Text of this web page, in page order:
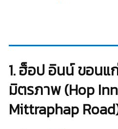
1. ฮ็อป อินน์ ขอน
มิตรภาพ (Hop
Mittraphap